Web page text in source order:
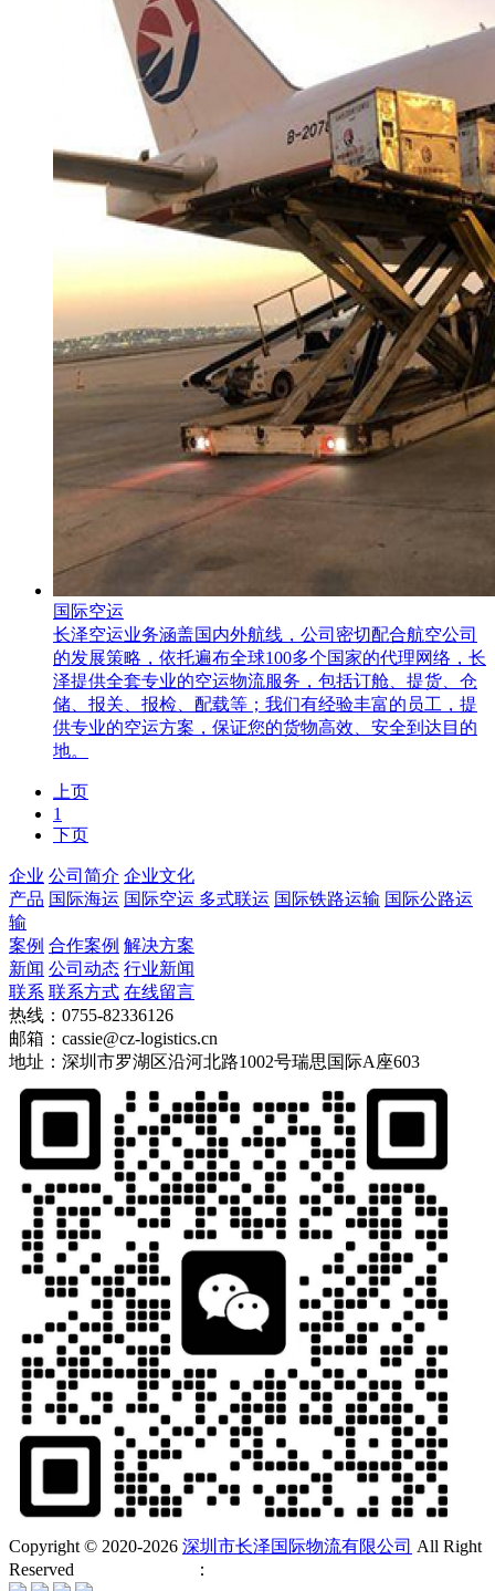
国际空运
长泽空运业务涵盖国内外航线，公司密切配合航空公司
的发展策略，依托遍布全球100多个国家的代理网络，长
泽提供全套专业的空运物流服务，包括订舱、提货、仓
储、报关、报检、配载等；我们有经验丰富的员工，提
供专业的空运方案，保证您的货物高效、安全到达目的
地。
上页
1
下页
企业 公司简介 企业文化
产品 国际海运 国际空运 多式联运 国际铁路运输 国际公路运
输
案例 合作案例 解决方案
新闻 公司动态 行业新闻
联系 联系方式 在线留言
热线：0755-82336126
邮箱：cassie@cz-logistics.cn
地址：深圳市罗湖区沿河北路1002号瑞思国际A座603
Copyright © 2020-2026 深圳市长泽国际物流有限公司 All Right
Reserved
：